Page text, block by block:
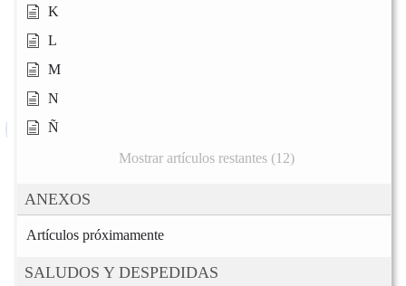
K
L
M
N
Ñ
Mostrar artículos restantes (12)
ANEXOS
Artículos próximamente
SALUDOS Y DESPEDIDAS